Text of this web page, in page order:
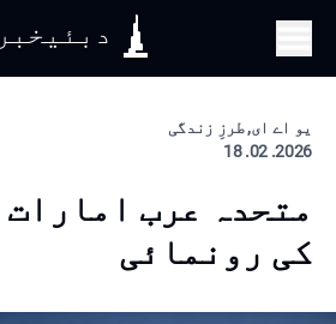
یو اے ای, طرزِ زندگی
2026. 02. 18
متحدہ عرب
کی رونمائی